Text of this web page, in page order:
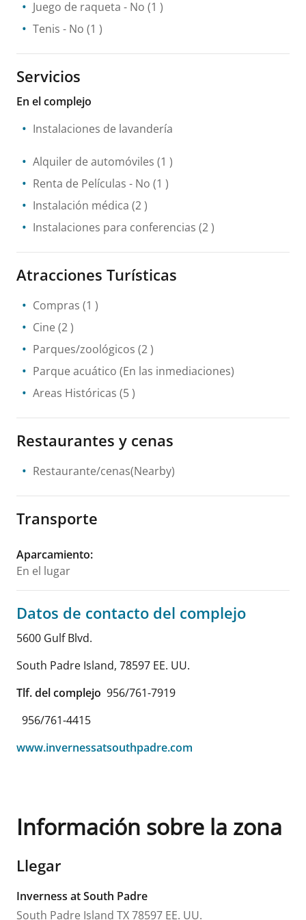
Juego de raqueta - No (1 )
Tenis - No (1 )
Servicios
En el complejo
Instalaciones de lavandería
Alquiler de automóviles (1 )
Renta de Películas - No (1 )
Instalación médica (2 )
Instalaciones para conferencias (2 )
Atracciones Turísticas
Compras (1 )
Cine (2 )
Parques/zoológicos (2 )
Parque acuático (En las inmediaciones)
Areas Históricas (5 )
Restaurantes y cenas
Restaurante/cenas(Nearby)
Transporte
Aparcamiento:
En el lugar
Datos de contacto del complejo
5600 Gulf Blvd.
South Padre Island, 78597 EE. UU.
Tlf. del complejo 956/761-7919
956/761-4415
www.invernessatsouthpadre.com
Información sobre la zona
Llegar
Inverness at South Padre
South Padre Island TX78597 EE. UU.